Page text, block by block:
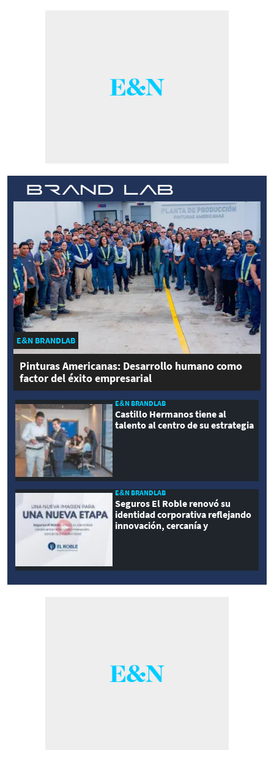
E&N BRANDLAB
Pinturas Americanas: Desarrollo humano como
factor del éxito empresarial
E&N BRANDLAB
Castillo Hermanos tiene al
talento al centro de su estrategia
E&N BRANDLAB
Seguros El Roble renovó su
identidad corporativa reflejando
innovación, cercanía y